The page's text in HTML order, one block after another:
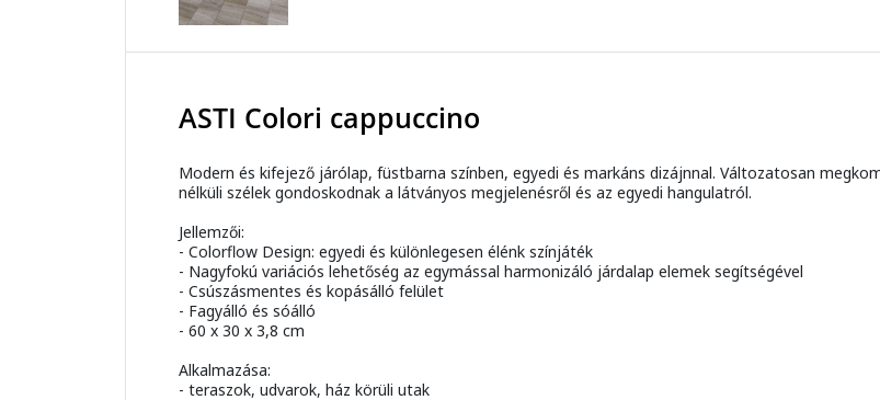
ASTI Colori cappuccino
Modern és kifejező járólap, füstbarna színben, egyedi és markáns dizájnnal. Változatosan
nélküli szélek gondoskodnak a látványos megjelenésről és az egyedi hangulatról.
Jellemzői:
- Colorflow Design: egyedi és különlegesen élénk színjáték
- Nagyfokú variációs lehetőség az egymással harmonizáló járdalap elemek segítségével
- Csúszásmentes és kopásálló felület
- Fagyálló és sóálló
- 60 x 30 x 3,8 cm
Alkalmazása:
- teraszok, udvarok, ház körüli utak